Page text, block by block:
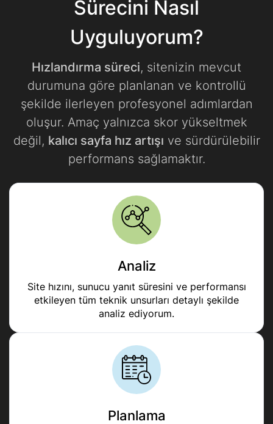
Sürecini Nasıl
Uyguluyorum?
Hızlandırma süreci, sitenizin mevcut
durumuna göre planlanan ve kontrollü
şekilde ilerleyen profesyonel adımlardan
oluşur. Amaç yalnızca skor yükseltmek
değil, kalıcı sayfa hız artışı ve sürdürülebilir
performans sağlamaktır.
Analiz
Site hızını, sunucu yanıt süresini ve performansı
etkileyen tüm teknik unsurları detaylı şekilde
analiz ediyorum.
Planlama